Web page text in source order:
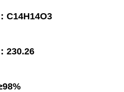
C14H14O3
230.26